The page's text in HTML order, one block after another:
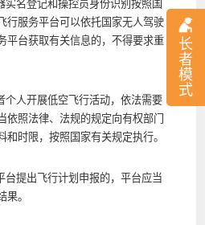
长
者
模
式
登记和操控员身份识别按照国
行服务平台可以依托国家无人驾驶
平台获取有关信息的，不得要求重
开展低空飞行活动，依法需要
依照法律、法规的规定向有权部门
时限，按照国家有关规定执行。
提出飞行计划申报的，平台应当
果。